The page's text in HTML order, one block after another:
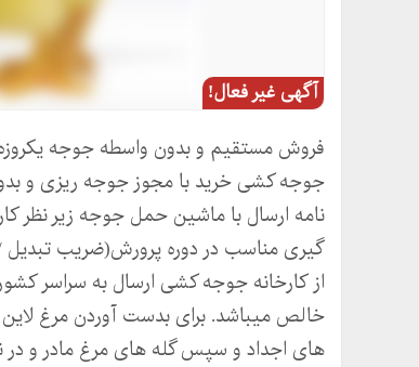
آگهی غیر فعال!
فروش مستقیم و بدون واسطه جوجه یکروزه
جوجه کشی خرید با مجوز جوجه ریزی و
نامه ارسال با ماشین حمل جوجه زیر نظر
گیری مناسب در دوره پرورش(ضریب تبدیل /
از کارخانه جوجه کشی ارسال به سراسر
خالص می­باشد. برای بدست آوردن مرغ لاین
های اجداد و سپس گله های مرغ مادر و در